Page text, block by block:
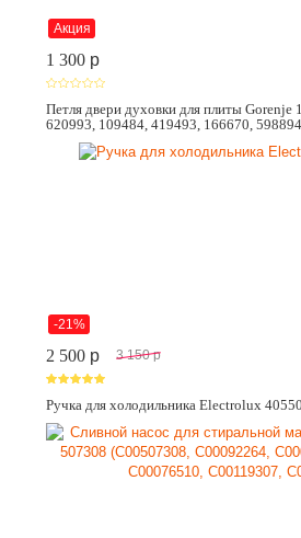
Акция
1 300 p
Петля двери духовки для плиты Gorenje
620993, 109484, 419493, 166670,
-21%
2 500 p 3 150 p
Ручка для холодильника Electrolux